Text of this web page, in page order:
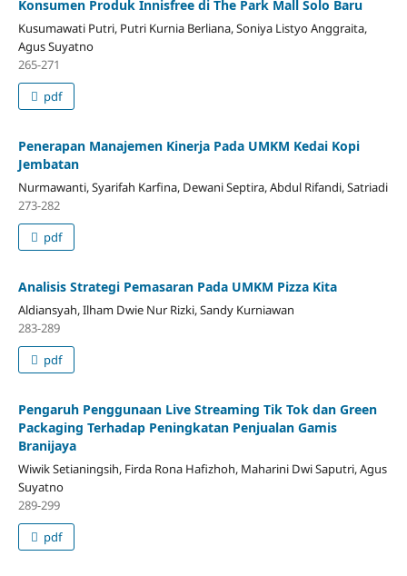
Konsumen Produk Innisfree di The Park Mall Solo Baru
Kusumawati Putri, Putri Kurnia Berliana, Soniya Listyo Anggraita,
Agus Suyatno
265-271
pdf
Penerapan Manajemen Kinerja Pada UMKM Kedai Kopi
Jembatan
Nurmawanti, Syarifah Karfina, Dewani Septira, Abdul Rifandi, Satriadi
273-282
pdf
Analisis Strategi Pemasaran Pada UMKM Pizza Kita
Aldiansyah, Ilham Dwie Nur Rizki, Sandy Kurniawan
283-289
pdf
Pengaruh Penggunaan Live Streaming Tik Tok dan Green
Packaging Terhadap Peningkatan Penjualan Gamis
Branijaya
Wiwik Setianingsih, Firda Rona Hafizhoh, Maharini Dwi Saputri, Agus
Suyatno
289-299
pdf